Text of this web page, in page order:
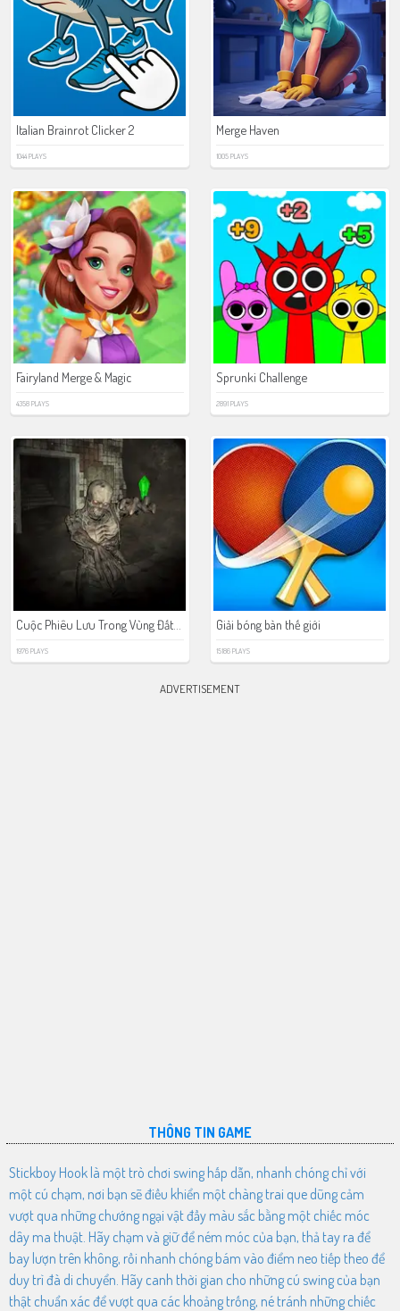
Italian Brainrot Clicker 2
1044 PLAYS
Merge Haven
1005 PLAYS
Fairyland Merge & Magic
4358 PLAYS
Sprunki Challenge
2891 PLAYS
Cuộc Phiêu Lưu Trong Vùng Đất Chết
1976 PLAYS
Giải bóng bàn thế giới
15186 PLAYS
ADVERTISEMENT
THÔNG TIN GAME
Stickboy Hook là một trò chơi swing hấp dẫn, nhanh chóng chỉ với
một cú chạm, nơi bạn sẽ điều khiển một chàng trai que dũng cảm
vượt qua những chướng ngại vật đầy màu sắc bằng một chiếc móc
dây ma thuật. Hãy chạm và giữ để ném móc của bạn, thả tay ra để
bay lượn trên không, rồi nhanh chóng bám vào điểm neo tiếp theo để
duy trì đà di chuyển. Hãy canh thời gian cho những cú swing của bạn
thật chuẩn xác để vượt qua các khoảng trống, né tránh những chiếc